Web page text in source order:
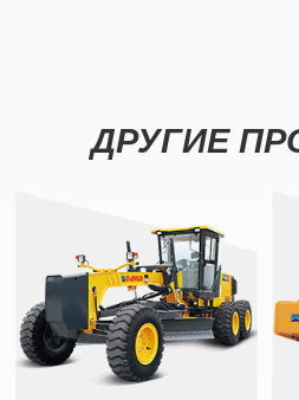
ДРУГИЕ